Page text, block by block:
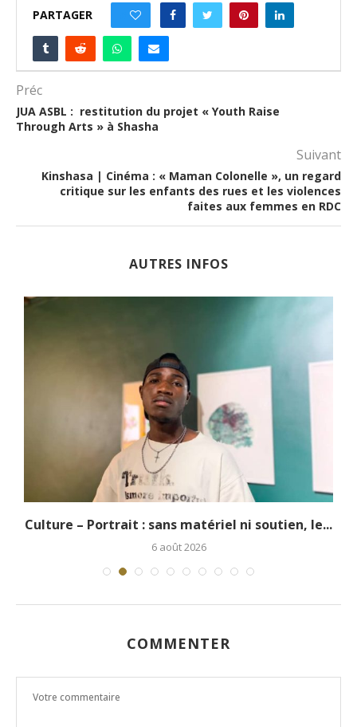
PARTAGER
Préc
JUA ASBL : restitution du projet « Youth Raise
Through Arts » à Shasha
Suivant
Kinshasa | Cinéma : « Maman Colonelle », un regard
critique sur les enfants des rues et les violences
faites aux femmes en RDC
AUTRES INFOS
Culture – Portrait : sans matériel ni soutien, le...
6 août 2026
COMMENTER